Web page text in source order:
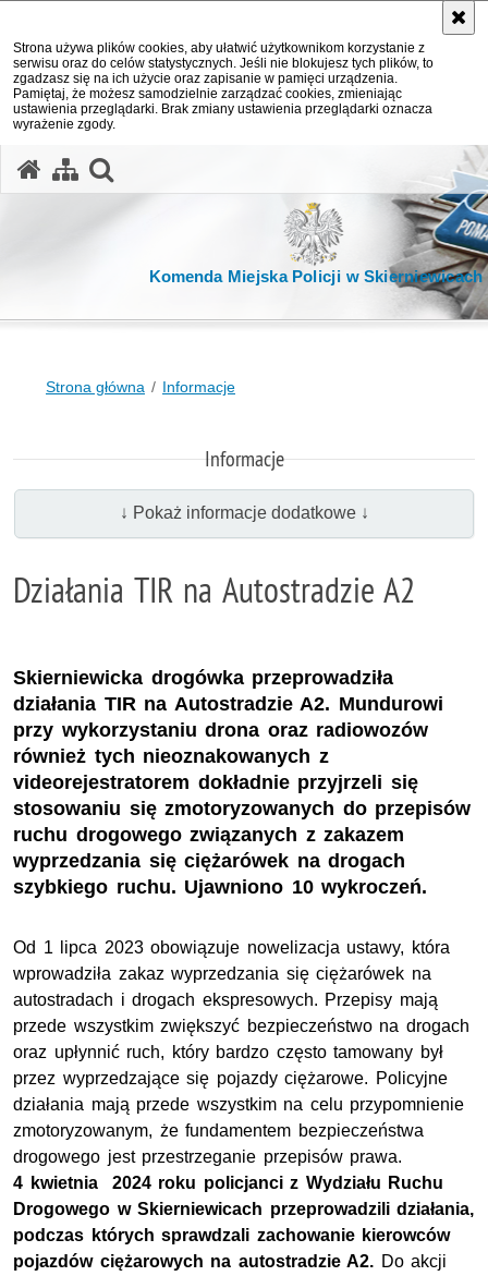
Strona używa plików cookies, aby ułatwić użytkownikom korzystanie z
serwisu oraz do celów statystycznych. Jeśli nie blokujesz tych plików, to
zgadzasz się na ich użycie oraz zapisanie w pamięci urządzenia.
Pamiętaj, że możesz samodzielnie zarządzać cookies, zmieniając
ustawienia przeglądarki. Brak zmiany ustawienia przeglądarki oznacza
wyrażenie zgody.
Komenda Miejska Policji w Skierniewicach
Strona główna Informacje
Informacje
↓ Pokaż informacje dodatkowe ↓
Działania TIR na Autostradzie A2
Skierniewicka drogówka przeprowadziła
działania TIR na Autostradzie A2. Mundurowi
przy wykorzystaniu drona oraz radiowozów
również tych nieoznakowanych z
videorejestratorem dokładnie przyjrzeli się
stosowaniu się zmotoryzowanych do przepisów
ruchu drogowego związanych z zakazem
wyprzedzania się ciężarówek na drogach
szybkiego ruchu. Ujawniono 10 wykroczeń.
Od 1 lipca 2023 obowiązuje nowelizacja ustawy, która
wprowadziła zakaz wyprzedzania się ciężarówek na
autostradach i drogach ekspresowych. Przepisy mają
przede wszystkim zwiększyć bezpieczeństwo na drogach
oraz upłynnić ruch, który bardzo często tamowany był
przez wyprzedzające się pojazdy ciężarowe. Policyjne
działania mają przede wszystkim na celu przypomnienie
zmotoryzowanym, że fundamentem bezpieczeństwa
drogowego jest przestrzeganie przepisów prawa.
4 kwietnia 2024 roku policjanci z Wydziału Ruchu
Drogowego w Skierniewicach przeprowadzili działania,
podczas których sprawdzali zachowanie kierowców
pojazdów ciężarowych na autostradzie A2. Do akcji